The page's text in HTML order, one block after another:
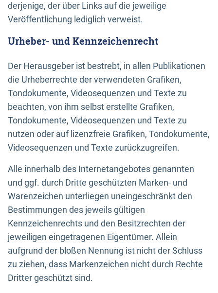
derjenige, der über Links auf die jeweilige
Veröffentlichung lediglich verweist.
Urheber- und Kennzeichenrecht
Der Herausgeber ist bestrebt, in allen Publikationen
die Urheberrechte der verwendeten Grafiken,
Tondokumente, Videosequenzen und Texte zu
beachten, von ihm selbst erstellte Grafiken,
Tondokumente, Videosequenzen und Texte zu
nutzen oder auf lizenzfreie Grafiken, Tondokumente,
Videosequenzen und Texte zurückzugreifen.
Alle innerhalb des Internetangebotes genannten
und ggf. durch Dritte geschützten Marken- und
Warenzeichen unterliegen uneingeschränkt den
Bestimmungen des jeweils gültigen
Kennzeichenrechts und den Besitzrechten der
jeweiligen eingetragenen Eigentümer. Allein
aufgrund der bloßen Nennung ist nicht der Schluss
zu ziehen, dass Markenzeichen nicht durch Rechte
Dritter geschützt sind.